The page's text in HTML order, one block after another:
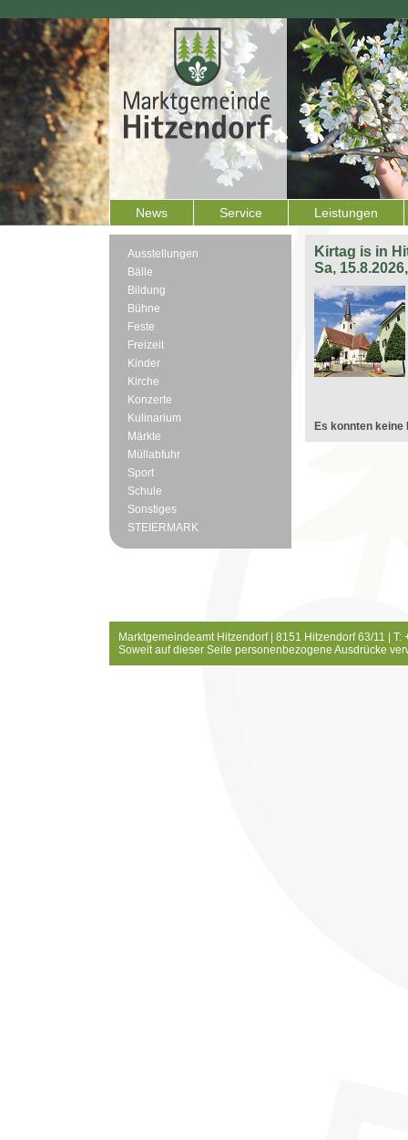
News Service Leistungen
Ausstellungen
Bälle
Bildung
Bühne
Feste
Freizeit
Kinder
Kirche
Konzerte
Kulinarium
Märkte
Müllabfuhr
Sport
Schule
Sonstiges
STEIERMARK
Kirtag is in
Sa,
Es konnten keine
Marktgemeindeamt Hitzendorf | 8151 Hitzendorf 63/11 |
Soweit auf dieser Seite personenbezogene Ausdrücke